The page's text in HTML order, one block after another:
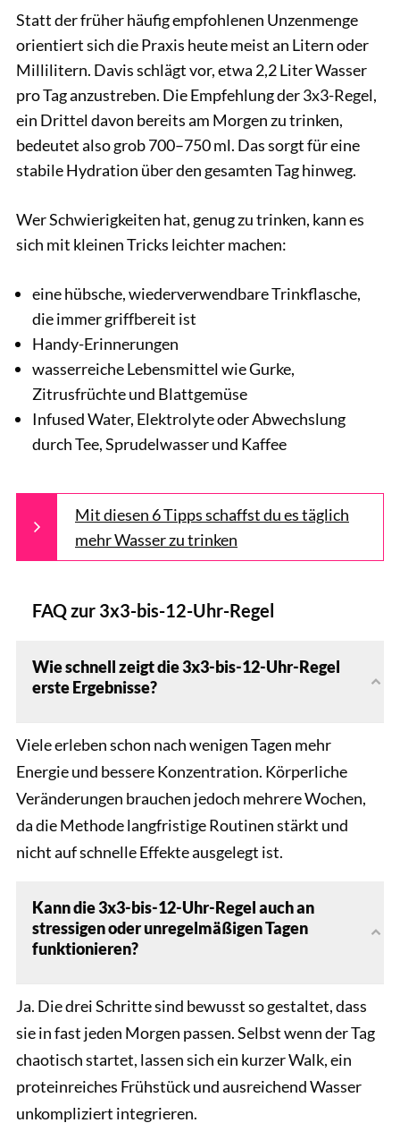
Statt der früher häufig empfohlenen Unzenmenge
orientiert sich die Praxis heute meist an Litern oder
Millilitern. Davis schlägt vor, etwa 2,2 Liter Wasser
pro Tag anzustreben. Die Empfehlung der 3x3-Regel,
ein Drittel davon bereits am Morgen zu trinken,
bedeutet also grob 700–750 ml. Das sorgt für eine
stabile Hydration über den gesamten Tag hinweg.
Wer Schwierigkeiten hat, genug zu trinken, kann es
sich mit kleinen Tricks leichter machen:
eine hübsche, wiederverwendbare Trinkflasche,
die immer griffbereit ist
Handy-Erinnerungen
wasserreiche Lebensmittel wie Gurke,
Zitrusfrüchte und Blattgemüse
Infused Water, Elektrolyte oder Abwechslung
durch Tee, Sprudelwasser und Kaffee
Mit diesen 6 Tipps schaffst du es täglich
mehr Wasser zu trinken
FAQ zur 3x3-bis-12-Uhr-Regel
Wie schnell zeigt die 3x3-bis-12-Uhr-Regel
erste Ergebnisse?
Viele erleben schon nach wenigen Tagen mehr
Energie und bessere Konzentration. Körperliche
Veränderungen brauchen jedoch mehrere Wochen,
da die Methode langfristige Routinen stärkt und
nicht auf schnelle Effekte ausgelegt ist.
Kann die 3x3-bis-12-Uhr-Regel auch an
stressigen oder unregelmäßigen Tagen
funktionieren?
Ja. Die drei Schritte sind bewusst so gestaltet, dass
sie in fast jeden Morgen passen. Selbst wenn der Tag
chaotisch startet, lassen sich ein kurzer Walk, ein
proteinreiches Frühstück und ausreichend Wasser
unkompliziert integrieren.